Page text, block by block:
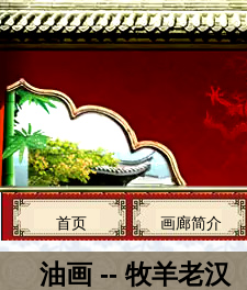
首页 画廊简介
油画 -- 牧羊老汉